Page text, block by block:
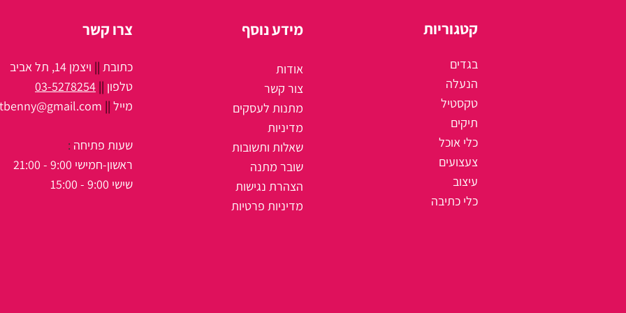
צרו קשר
כתובת || ויצמן 14, תל אביב
טלפון ||
03-5278254
|| מייל
שעות פתיחה :
ראשון-חמישי 9:00 - 21:00
שישי 9:00 - 15:00
מידע נוסף
אודות
צור קשר
מתנות לעסקים
מדיניות
שאלות ותשובות
שובר מתנה
הצהרת נגישות
מדיניות פרטיות
קטגוריות
בגדים
הנעלה
טקסטיל
תיקים
כלי אוכל
צעצועים
עיצוב
כלי כתיבה